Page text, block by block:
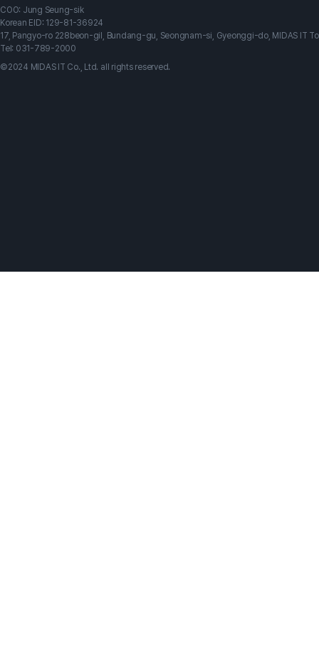
COO: Jung Seung-sik
Korean EID: 129-81-36924
17, Pangyo-ro 228beon-gil, Bundang-gu, Seongnam-si, Gyeonggi-do, MIDAS IT
Tel: 031-789-2000
©2024 MIDAS IT Co., Ltd. all rights reserved.